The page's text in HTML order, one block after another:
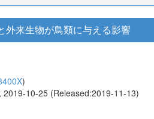
外来生物が鳥類に与える影響
)
10-25 (Released:2019-11-13)